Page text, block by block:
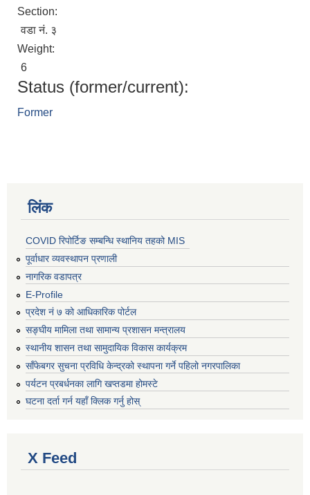
Section:
वडा नं. ३
Weight:
6
Status (former/current):
Former
लिंक
COVID रिपोर्टिङ सम्बन्धि स्थानिय तहको MIS
पूर्वाधार व्यवस्थापन प्रणाली
नागरिक वडापत्र
E-Profile
प्रदेश नं ७ को आधिकारिक पोर्टल
सङ्घीय मामिला तथा सामान्य प्रशासन मन्त्रालय
स्थानीय शासन तथा सामुदायिक विकास कार्यक्रम
साँफेबगर सुचना प्रविधि केन्द्रको स्थापना गर्ने पहिलो नगरपालिका
पर्यटन प्रबर्धनका लागि खप्तडमा होमस्टे
घटना दर्ता गर्न यहाँ क्लिक गर्नु होस्
X Feed